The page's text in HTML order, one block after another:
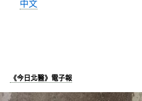
中文
《今日北醫》電子報